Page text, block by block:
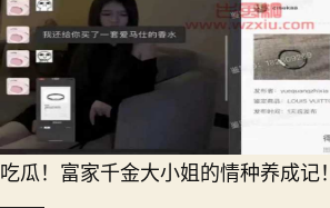
吃瓜！富家千金大小姐的情种养成记！